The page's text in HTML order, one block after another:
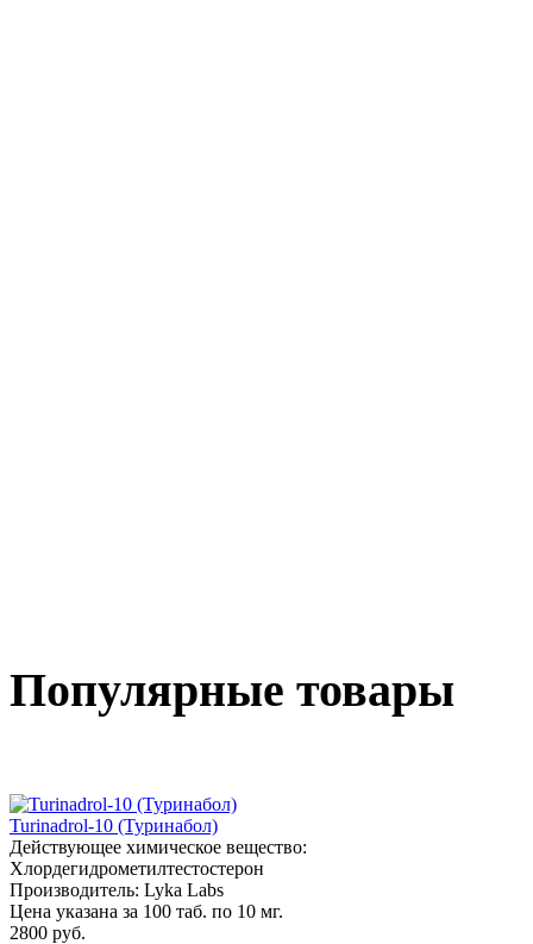
Популярные товары
Turinadrol-10 (Туринабол)
Действующее химическое вещество:
Хлордегидрометилтестостерон
Производитель: Lyka Labs
Цена указана за 100 таб. по 10 мг.
2800 руб.